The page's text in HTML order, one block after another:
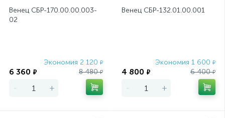
Венец CБP-170.00.00.003-
02
Экономия 2 120 ₽
6 360 ₽ 8 480₽
- +
Венец СБР-132.01.00.001
Экономия 1 600 ₽
4 800 ₽ 6 400₽
- +